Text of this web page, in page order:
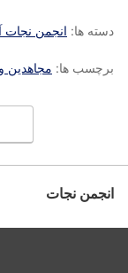
دسته ها: انجمن نجات
برچسب ها: مجاهدین
انجمن نجات